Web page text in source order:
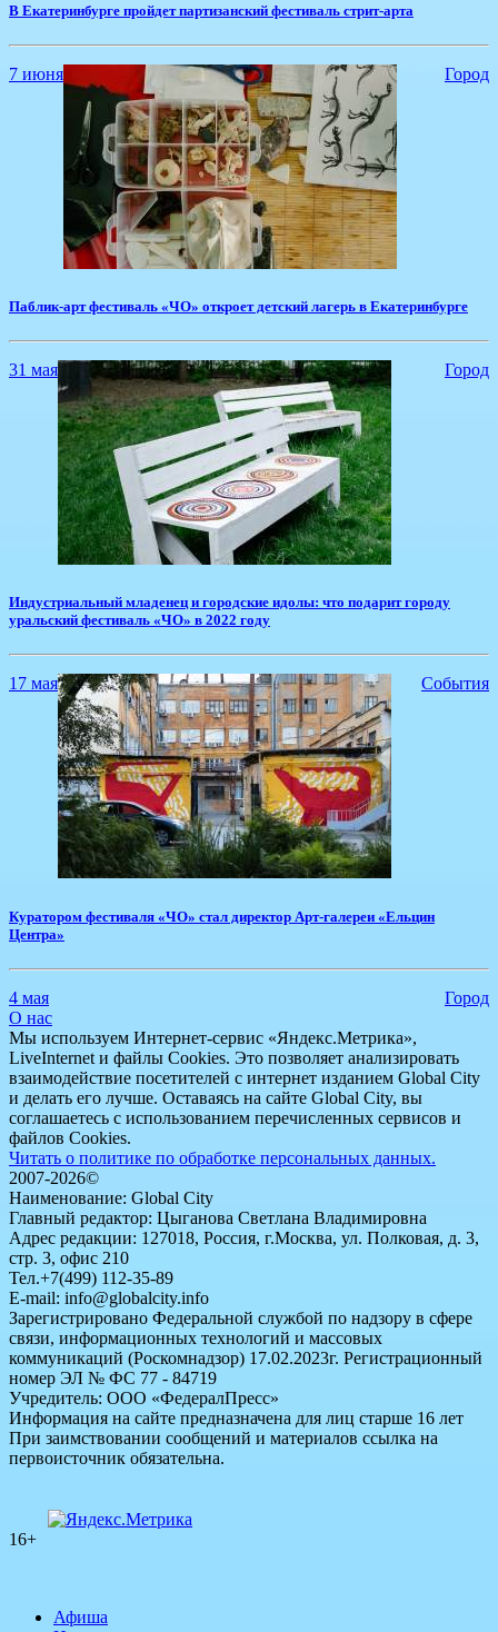
​В Екатеринбурге пройдет партизанский фестиваль стрит-арта
7 июня Город
Паблик-арт фестиваль «ЧО» откроет детский лагерь в Екатеринбурге
31 мая Город
​Индустриальный младенец и городские идолы: что подарит городу
уральский фестиваль «ЧО» в 2022 году
17 мая События
Куратором фестиваля «ЧО» стал директор Арт-галереи «Ельцин
Центра»
4 мая
Город
О нас
Мы используем Интернет-сервис «Яндекс.Метрика»,
LiveInternet и файлы Cookies. Это позволяет анализировать
взаимодействие посетителей с интернет изданием Global City
и делать его лучше. Оставаясь на сайте Global City, вы
соглашаетесь с использованием перечисленных сервисов и
файлов Cookies.
Читать о политике по обработке персональных данных.
2007-2026©
Наименование: Global City
Главный редактор: Цыганова Светлана Владимировна
Адрес редакции: 127018, Россия, г.Москва, ул. Полковая, д. 3,
стр. 3, офис 210
Тел.+7(499) 112-35-89
E-mail: info@globalcity.info
Зарегистрировано Федеральной службой по надзору в сфере
связи, информационных технологий и массовых
коммуникаций (Роскомнадзор) 17.02.2023г. Регистрационный
номер ЭЛ № ФС 77 - 84719
Учредитель: ООО «ФедералПресс»
Информация на сайте предназначена для лиц старше 16 лет
При заимствовании сообщений и материалов ссылка на
первоисточник обязательна.
16+
Афиша